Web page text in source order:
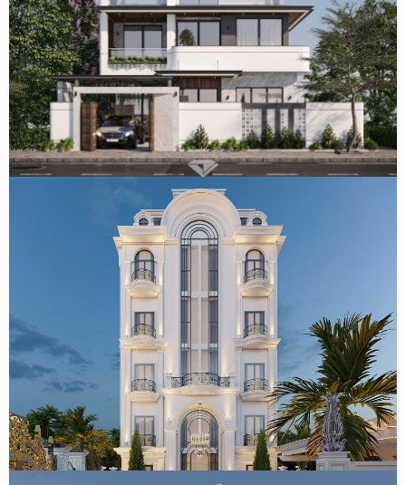
Thiết kế biệt thự 2 tầng cho anh Tùng tỉnh Thái Nguyên
Mẫu biệt thự kết hợp khách sạn tân cổ điển 5 tầng 400m2
tại Nghệ An